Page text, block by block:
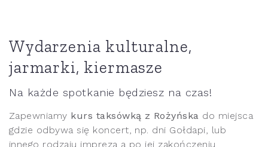
Wydarzenia kulturalne,
jarmarki, kiermasze
Na każde spotkanie będziesz na czas!
Zapewniamy kurs taksówką z Rożyńska do miejsca
gdzie odbywa się koncert, np. dni Gołdapi, lub
innego rodzaju impreza a po jej zakończeniu